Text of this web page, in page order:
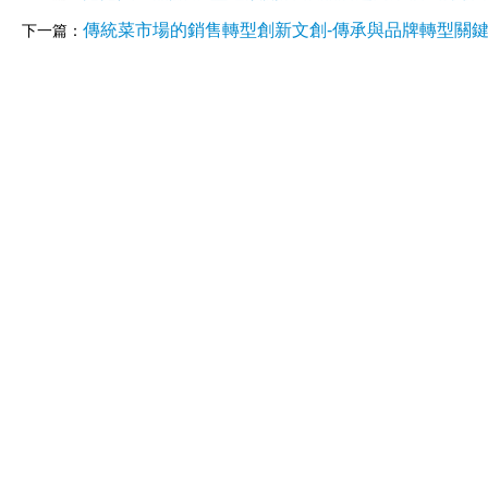
下一篇： 傳統菜市場的銷售轉型創新文創-傳承與品牌轉型關